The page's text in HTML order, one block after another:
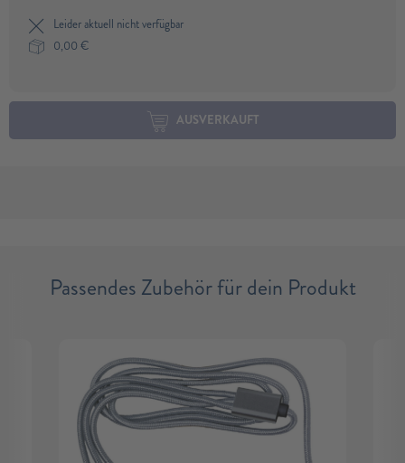
Leider aktuell nicht verfügbar
0,00 €
AUSVERKAUFT
Passendes Zubehör für dein Produkt